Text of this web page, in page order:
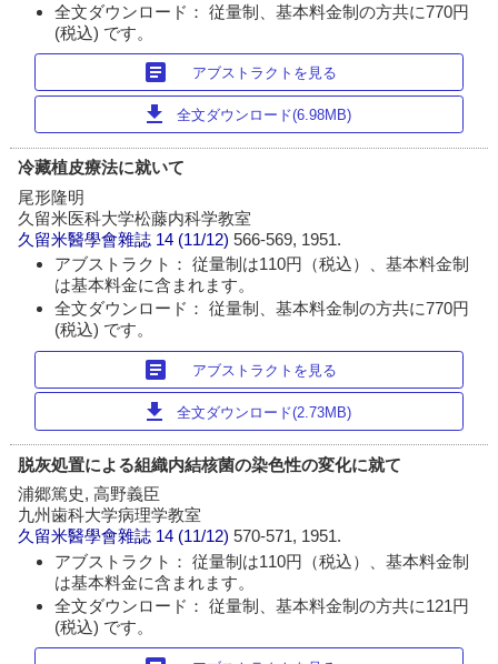
全文ダウンロード： 従量制、基本料金制の方共に770円
(税込) です。
article アブストラクトを見る
download 全文ダウンロード(6.98MB)
冷藏植皮療法に就いて
尾形隆明
久留米医科大学松藤内科学教室
久留米醫學會雜誌 14 (11/12)566-569, 1951.
アブストラクト： 従量制は110円（税込）、基本料金制
は基本料金に含まれます。
全文ダウンロード： 従量制、基本料金制の方共に770円
(税込) です。
article アブストラクトを見る
download 全文ダウンロード(2.73MB)
脱灰処置による組織内結核菌の染色性の変化に就て
浦郷篤史, 高野義臣
九州歯科大学病理学教室
久留米醫學會雜誌 14 (11/12)570-571, 1951.
アブストラクト： 従量制は110円（税込）、基本料金制
は基本料金に含まれます。
全文ダウンロード： 従量制、基本料金制の方共に121円
(税込) です。